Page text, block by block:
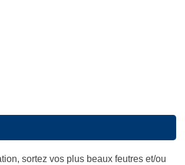
sortez vos plus beaux feutres et/ou